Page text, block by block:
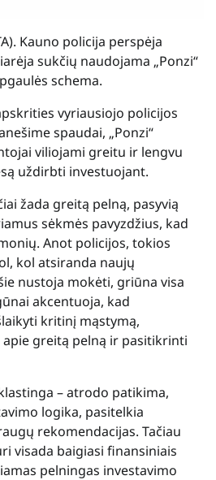
Kauno policija perspėja
sukčių naudojama „Ponzi“
schema.
vyriausiojo policijos
spaudai, „Ponzi“
viliojami greitu ir lengvu
uždirbti investuojant.
žada greitą pelną, pasyvią
sėkmės pavyzdžius, kad
Anot policijos, tokios
kol atsiranda naujų
nustoja mokėti, griūna visa
akcentuoja, kad
kritinį mąstymą,
greitą pelną ir pasitikrinti
– atrodo patikima,
logika, pasitelkia
rekomendacijas. Tačiau
visada baigiasi finansiniais
pelningas investavimo